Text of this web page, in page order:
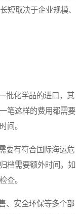
短取决于企业规模、
批化学品的进口，其
笔这样的费用都需要
间。
要有符合国际海运危
档需要额外时间。如
查。
、安全环保等多个部